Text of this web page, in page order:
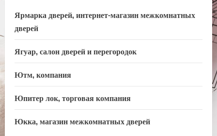
Ярмарка дверей, интернет-магазин межкомнатных
дверей
Ягуар, салон дверей и перегородок
Ютм, компания
Юпитер лок, торговая компания
Юкка, магазин межкомнатных дверей